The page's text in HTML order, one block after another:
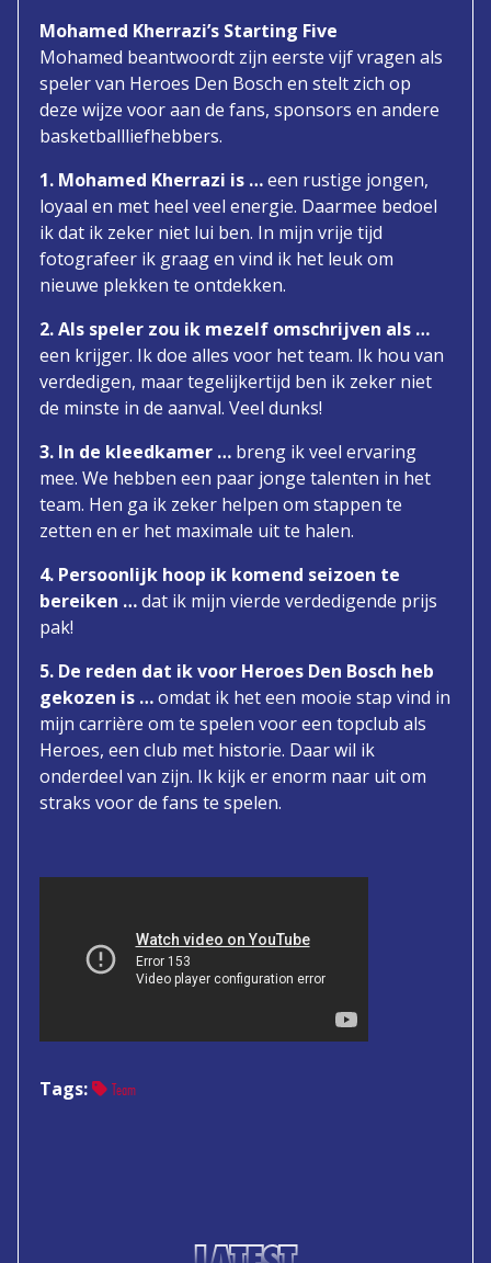
Mohamed Kherrazi’s Starting Five
Mohamed beantwoordt zijn eerste vijf vragen als
speler van Heroes Den Bosch en stelt zich op
deze wijze voor aan de fans, sponsors en andere
basketballliefhebbers.
1. Mohamed Kherrazi is …een rustige jongen,
loyaal en met heel veel energie. Daarmee bedoel
ik dat ik zeker niet lui ben. In mijn vrije tijd
fotografeer ik graag en vind ik het leuk om
nieuwe plekken te ontdekken.
2. Als speler zou ik mezelf omschrijven als …
een krijger. Ik doe alles voor het team. Ik hou van
verdedigen, maar tegelijkertijd ben ik zeker niet
de minste in de aanval. Veel dunks!
3. In de kleedkamer … breng ik veel ervaring
mee. We hebben een paar jonge talenten in het
team. Hen ga ik zeker helpen om stappen te
zetten en er het maximale uit te halen.
4. Persoonlijk hoop ik komend seizoen te
bereiken …dat ik mijn vierde verdedigende prijs
pak!
5. De reden dat ik voor Heroes Den Bosch heb
gekozen is …omdat ik het een mooie stap vind in
mijn carrière om te spelen voor een topclub als
Heroes, een club met historie. Daar wil ik
onderdeel van zijn. Ik kijk er enorm naar uit om
straks voor de fans te spelen.
Tags: Team